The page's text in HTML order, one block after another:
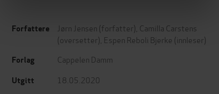
Forfattere Jørn Jensen (forfatter), Camilla Carstens
(oversetter), Espen Reboli Bjerke (innleser)
Forlag Cappelen Damm
Utgitt 18.05.2020